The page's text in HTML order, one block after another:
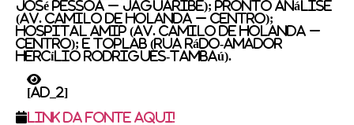
José Pessoa – Jaguaribe); Pronto Análise
(Av. Camilo de Holanda – Centro);
Hospital AMIP (Av. Camilo de Holanda –
Centro); E TOPLAB (Rua Rádo-Amador
Hercílio Rodrigues-Tambaú).
[ad_2]
Link da fonte aqui!